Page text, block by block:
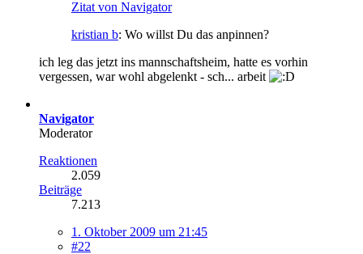
Zitat von Navigator
kristian b: Wo willst Du das anpinnen?
ich leg das jetzt ins mannschaftsheim, hatte es vorhin
vergessen, war wohl abgelenkt - sch... arbeit
Navigator
Moderator
Reaktionen
2.059
Beiträge
7.213
1. Oktober 2009 um 21:45
#22